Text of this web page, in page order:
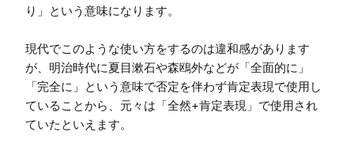
り」という意味になります。
現代でこのような使い方をするのは違和感があります
が、明治時代に夏目漱石や森鴎外などが「全面的に」
「完全に」という意味で否定を伴わず肯定表現で使用し
ていることから、元々は「全然+肯定表現」で使用され
ていたといえます。